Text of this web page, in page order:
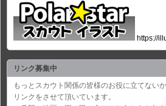
https://
リンク募集中
もっとスカウト関係の皆様のお役に立てない
リンクをさせて頂いています。